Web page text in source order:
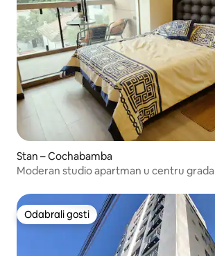
Stan – Cochabamba
Moderan studio apartman u centru grada
Odabrali gosti
Odabrali gosti